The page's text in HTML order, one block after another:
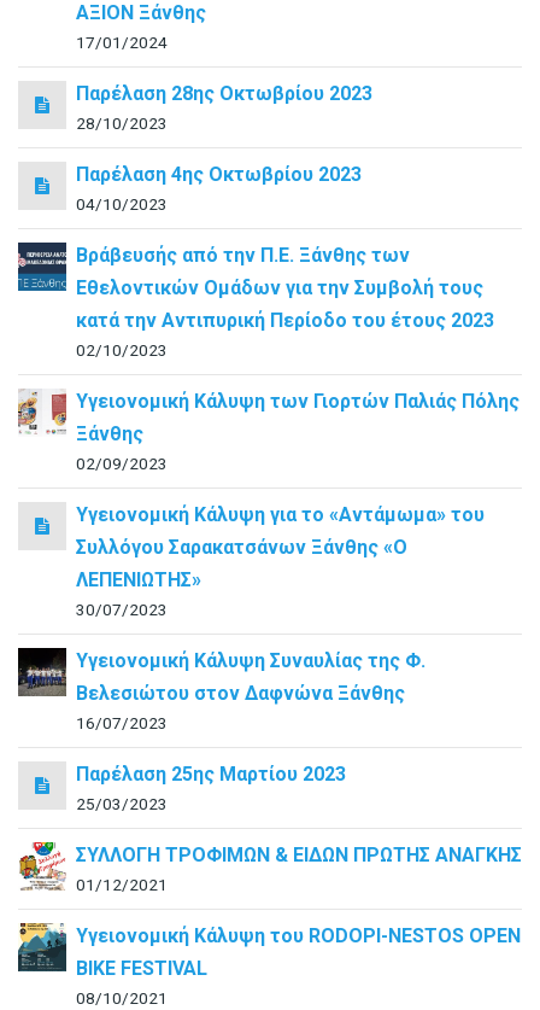
ΑΞΙΟΝ Ξάνθης
17/01/2024
Παρέλαση 28ης Οκτωβρίου 2023
28/10/2023
Παρέλαση 4ης Οκτωβρίου 2023
04/10/2023
Βράβευσής από την Π.Ε. Ξάνθης των
Εθελοντικών Ομάδων για την Συμβολή τους
κατά την Αντιπυρική Περίοδο του έτους 2023
02/10/2023
Υγειονομική Κάλυψη των Γιορτών Παλιάς Πόλης
Ξάνθης
02/09/2023
Υγειονομική Κάλυψη για το «Αντάμωμα» του
Συλλόγου Σαρακατσάνων Ξάνθης «Ο
ΛΕΠΕΝΙΩΤΗΣ»
30/07/2023
Υγειονομική Κάλυψη Συναυλίας της Φ.
Βελεσιώτου στον Δαφνώνα Ξάνθης
16/07/2023
Παρέλαση 25ης Μαρτίου 2023
25/03/2023
ΣΥΛΛΟΓΗ ΤΡΟΦΙΜΩΝ & ΕΙΔΩΝ ΠΡΩΤΗΣ ΑΝΑΓΚΗΣ
01/12/2021
Υγειονομική Κάλυψη του RODOPI-NESTOS OPEN
BIKE FESTIVAL
08/10/2021